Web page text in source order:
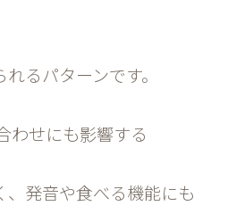
るパターンです。
せにも影響する
、発音や食べる機能にも